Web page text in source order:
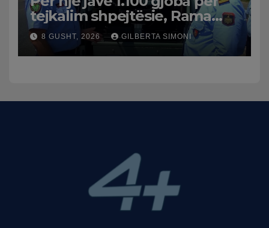
tejkalim shpejtësie, Rama
publikon videon: Kamerat e
trafikut së shpejti në
funksion
8 GUSHT, 2026 GILBERTA SIMONI